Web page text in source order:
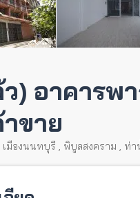
) อาคารพ
ขาย
เมืองนนทบุรี , พิบูลสงคราม , ท่า